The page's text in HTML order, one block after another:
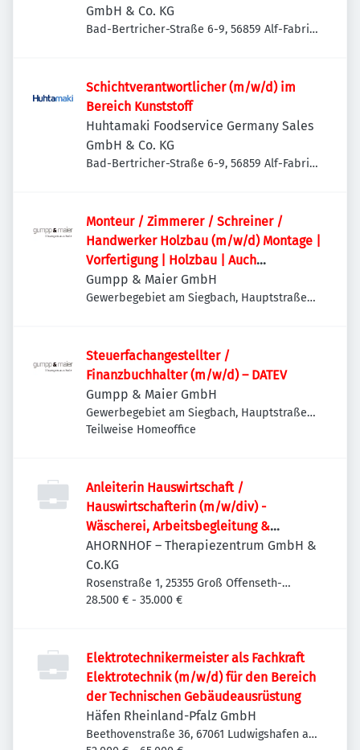
GmbH & Co. KG
Bad-Bertricher-Straße 6-9, 56859 Alf-Fabrik,
Schichtverantwortlicher (m/w/d) im
Bereich Kunststoff
Huhtamaki Foodservice Germany Sales
GmbH & Co. KG
Bad-Bertricher-Straße 6-9, 56859 Alf-Fabrik,
Monteur / Zimmerer / Schreiner /
Handwerker Holzbau (m/w/d) Montage |
Vorfertigung | Holzbau | Auch
Quereinsteiger willkommen
Gumpp & Maier GmbH
Gewerbegebiet am Siegbach, Hauptstraße
Steuerfachangestellter /
Finanzbuchhalter (m/w/d) – DATEV
Gumpp & Maier GmbH
Gewerbegebiet am Siegbach, Hauptstraße
65, 86637 Binswangen, Deutschland
Teilweise Homeoffice
Anleiterin Hauswirtschaft /
Hauswirtschafterin (m/w/div) -
Wäscherei, Arbeitsbegleitung &
Koordination
AHORNHOF – Therapiezentrum GmbH &
Co.KG
Rosenstraße 1, 25355 Groß Offenseth-
Aspern, Deutschland
28.500 € - 35.000 €
Elektrotechnikermeister als Fachkraft
Elektrotechnik (m/w/d) für den Bereich
der Technischen Gebäudeausrüstung
Häfen Rheinland-Pfalz GmbH
Beethovenstraße 36, 67061 Ludwigshafen am